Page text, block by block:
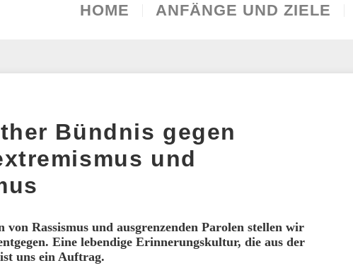
HOME ANFÄNGE UND ZIELE
Bündnis gegen
und
von Rassismus und ausgrenzenden Parolen stellen wir
Eine lebendige Erinnerungskultur, die aus der
uns ein Auftrag.